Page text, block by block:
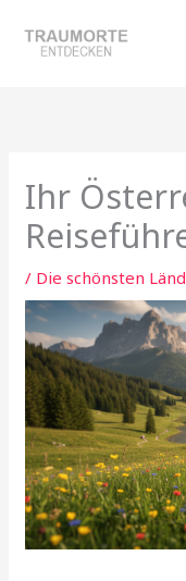
Inhalt
Ihr
/ Die schönsten